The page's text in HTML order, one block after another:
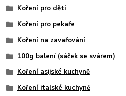
Koření pro děti
Koření pro pekaře
Koření na zavařování
100g balení (sáček se svárem)
Koření asijské kuchyně
Koření italské kuchyně